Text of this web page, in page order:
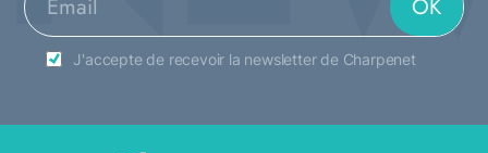
J'accepte de recevoir la newsletter de Charpenet